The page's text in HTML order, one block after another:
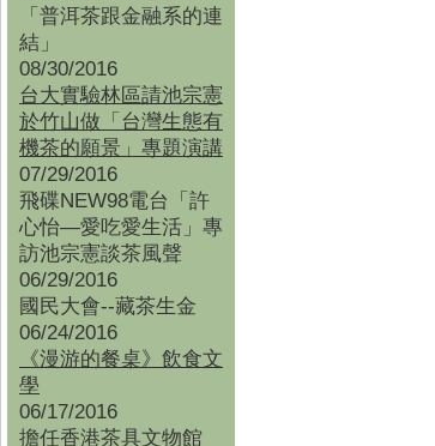
「普洱茶跟金融系的連
結」
08/30/2016
台大實驗林區請池宗憲
於竹山做「台灣生態有
機茶的願景」專題演講
07/29/2016
飛碟NEW98電台「許
心怡—愛吃愛生活」專
訪池宗憲談茶風聲
06/29/2016
國民大會--藏茶生金
06/24/2016
《漫游的餐桌》飲食文
學
06/17/2016
擔任香港茶具文物館